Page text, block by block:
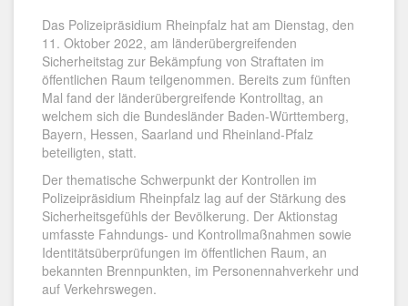
Das Polizeipräsidium Rheinpfalz hat am Dienstag, den
11. Oktober 2022, am länderübergreifenden
Sicherheitstag zur Bekämpfung von Straftaten im
öffentlichen Raum teilgenommen. Bereits zum fünften
Mal fand der länderübergreifende Kontrolltag, an
welchem sich die Bundesländer Baden-Württemberg,
Bayern, Hessen, Saarland und Rheinland-Pfalz
beteiligten, statt.
Der thematische Schwerpunkt der Kontrollen im
Polizeipräsidium Rheinpfalz lag auf der Stärkung des
Sicherheitsgefühls der Bevölkerung. Der Aktionstag
umfasste Fahndungs- und Kontrollmaßnahmen sowie
Identitätsüberprüfungen im öffentlichen Raum, an
bekannten Brennpunkten, im Personennahverkehr und
auf Verkehrswegen.